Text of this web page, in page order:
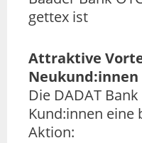
gettex ist
Attraktive
Neukund:innen
Die DADAT
Kund:innen
Aktion: